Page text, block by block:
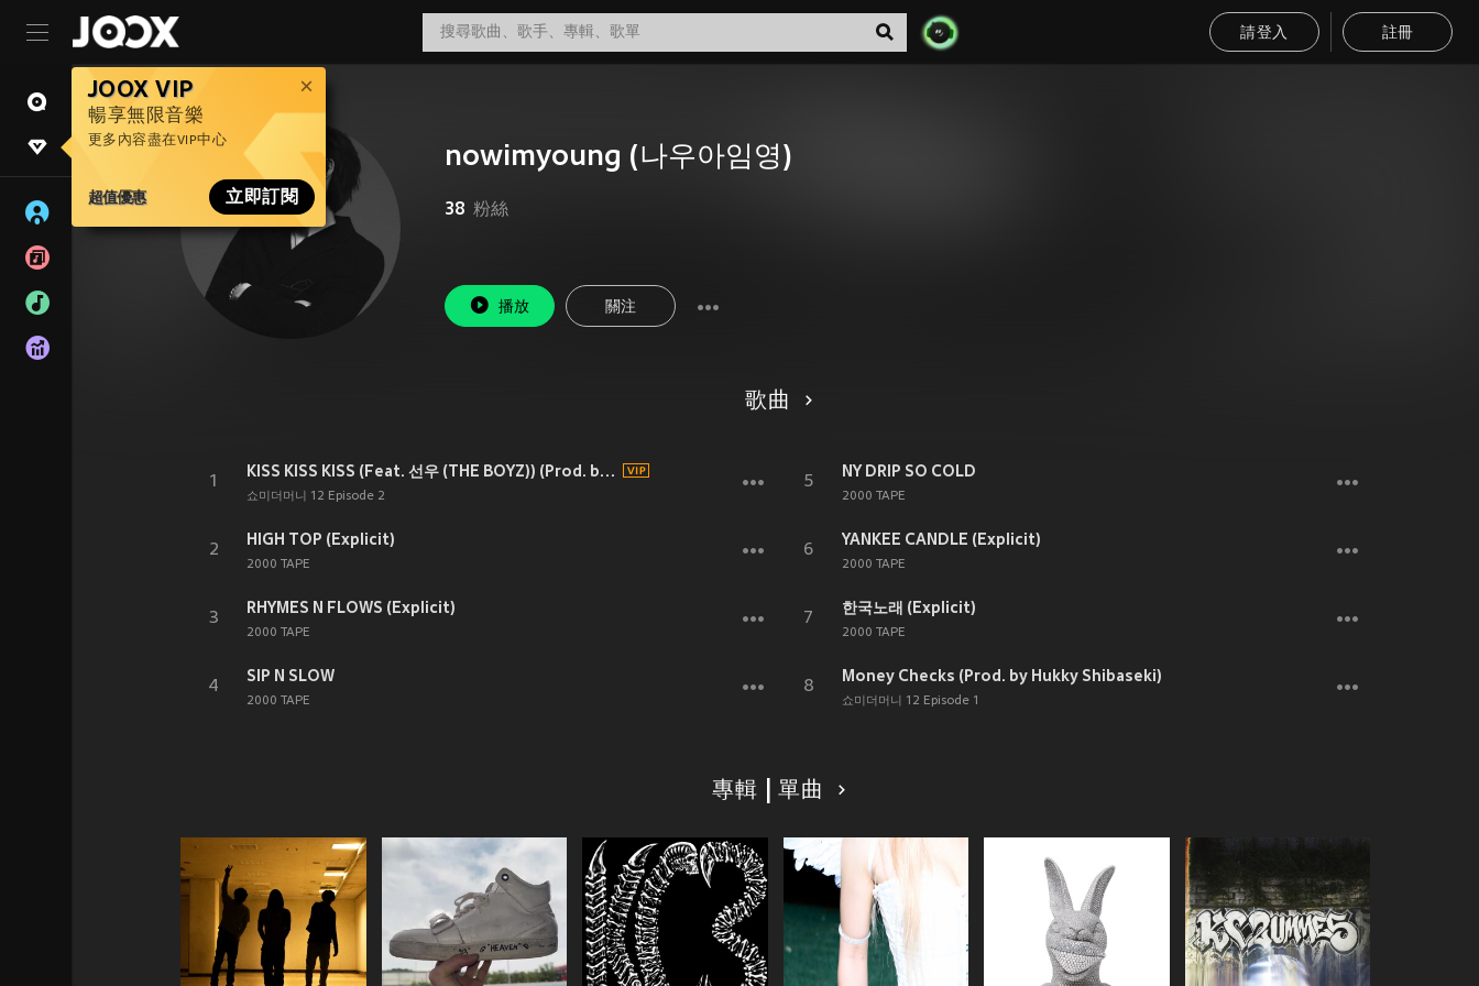
請登入 註冊
JOOX VIP
暢享無限音樂
更多內容盡在VIP中心
超值優惠 立即訂閱
nowimyoung (나우아임영)
38 粉絲
播放 關注
歌曲
1
KISS KISS KISS (Feat. 선우 (THE BOYZ)) (Prod. by Hukky Shibaseki)
쇼미더머니 12 Episode 2
2
HIGH TOP (Explicit)
2000 TAPE
3
RHYMES N FLOWS (Explicit)
2000 TAPE
4
SIP N SLOW
2000 TAPE
5
NY DRIP SO COLD
2000 TAPE
6
YANKEE CANDLE (Explicit)
2000 TAPE
7
한국노래 (Explicit)
2000 TAPE
8
Money Checks (Prod. by Hukky Shibaseki)
쇼미더머니 12 Episode 1
專輯 | 單曲